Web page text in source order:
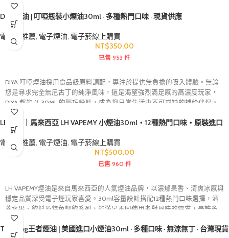
驗。美國原裝進口品質穩定，風味還原度高，不易產生甜膩感，特別適合
喜愛清涼系與薄荷系口味的使用者。
DIYA煙油 | 叮啞瓶裝小煙油30ml · 多種熱門口味 · 現貨供應
電子煙推薦, 電子煙油, 電子菸線上購買
NT$350.00
已售 953 件
DIYA 叮啞煙油採用食品級原料調配，專注於提供無負擔的吸入體驗。無論
您是尋求完全無尼古丁的純淨風味，還是渴望強烈滿足感的高濃度玩家，
DIYA 都能以 30ML 的輕巧設計，成為您日常生活中不可或缺的補給伴侶。
LH煙油｜馬來西亞 LH VAPEMY 小煙油30ml・12種熱門口味・原裝進口
電子煙推薦, 電子煙油, 電子菸線上購買
NT$500.00
已售 960 件
LH VAPEMY煙油是來自馬來西亞的人氣煙油品牌，以濃郁果香、清爽冰感與
穩定品質深受電子煙玩家喜愛。30ml容量設計搭配12種熱門口味選擇，涵
蓋水果、飲料及特色調飲系列，能滿足不同使用者對風味的需求，是許多
電子煙愛好者長期回購的熱門選擇。
The King王者煙油 | 美國進口小煙油30ml · 多種口味 · 無涼無丁 · 台灣現貨